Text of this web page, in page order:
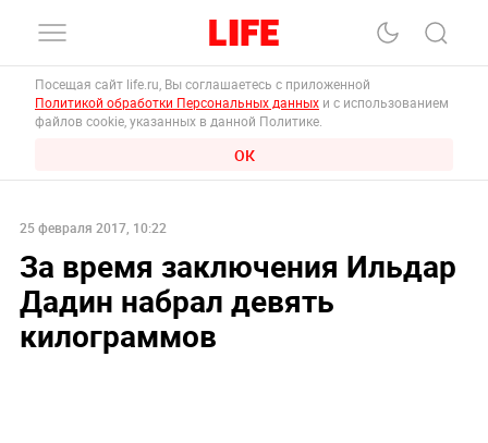
Посещая сайт life.ru, Вы соглашаетесь с приложенной
Политикой обработки Персональных данных и с использованием
файлов cookie, указанных в данной Политике.
ОК
25 февраля 2017, 10:22
За время заключения Ильдар
Дадин набрал девять
килограммов